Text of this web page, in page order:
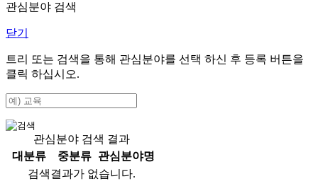
관심분야 검색
닫기
트리 또는 검색을 통해 관심분야를 선택 하신 후 등록 버튼을
클릭 하십시오.
관심분야 검색 결과
대분류
중분류
관심분야명
검색결과가 없습니다.